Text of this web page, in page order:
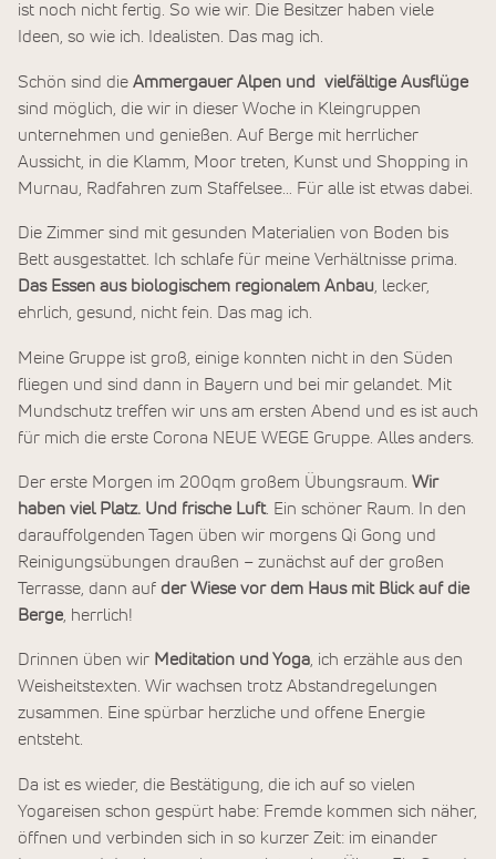
ist noch nicht fertig. So wie wir. Die Besitzer haben viele
Ideen, so wie ich. Idealisten. Das mag ich.
Schön sind die Ammergauer Alpen und vielfältige Ausflüge
sind möglich, die wir in dieser Woche in Kleingruppen
unternehmen und genießen. Auf Berge mit herrlicher
Aussicht, in die Klamm, Moor treten, Kunst und Shopping in
Murnau, Radfahren zum Staffelsee… Für alle ist etwas dabei.
Die Zimmer sind mit gesunden Materialien von Boden bis
Bett ausgestattet. Ich schlafe für meine Verhältnisse prima.
Das Essen aus biologischem regionalem Anbau , lecker,
ehrlich, gesund, nicht fein. Das mag ich.
Meine Gruppe ist groß, einige konnten nicht in den Süden
fliegen und sind dann in Bayern und bei mir gelandet. Mit
Mundschutz treffen wir uns am ersten Abend und es ist auch
für mich die erste Corona NEUE WEGE Gruppe. Alles anders.
Der erste Morgen im 200qm großem Übungsraum. Wir
haben viel Platz. Und frische Luft. Ein schöner Raum. In den
darauffolgenden Tagen üben wir morgens Qi Gong und
Reinigungsübungen draußen – zunächst auf der großen
Terrasse, dann auf der Wiese vor dem Haus mit Blick auf die
Berge , herrlich!
Drinnen üben wir Meditation und Yoga, ich erzähle aus den
Weisheitstexten. Wir wachsen trotz Abstandregelungen
zusammen. Eine spürbar herzliche und offene Energie
entsteht.
Da ist es wieder, die Bestätigung, die ich auf so vielen
Yogareisen schon gespürt habe: Fremde kommen sich näher,
öffnen und verbinden sich in so kurzer Zeit: im einander